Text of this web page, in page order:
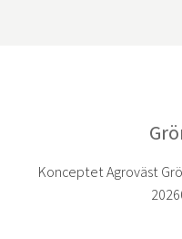
Konceptet Agroväst